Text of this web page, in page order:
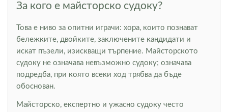
За кого е майсторско судоку?
Това е ниво за опитни играчи: хора, които познават
бележките, двойките, заключените кандидати и
искат пъзели, изискващи търпение. Майсторското
судоку не означава невъзможно судоку; означава
подредба, при която всеки ход трябва да бъде
обоснован.
Майсторско, експертно и ужасно судоку често